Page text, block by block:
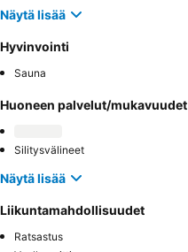
Näytä lisää
Hyvinvointi
Sauna
Huoneen palvelut/mukavuudet
Silitysvälineet
Näytä lisää
Liikuntamahdollisuudet
Ratsastus